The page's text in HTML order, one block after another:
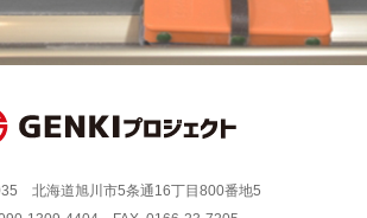
北海道旭川市5条通16丁目800番地5